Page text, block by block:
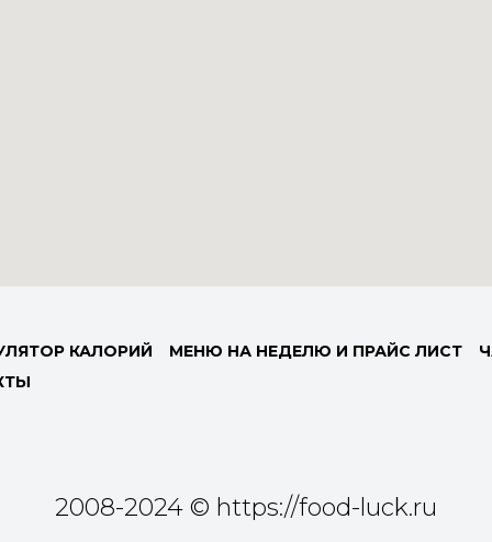
КАЛОРИЙ МЕНЮ НА НЕДЕЛЮ И ПРАЙС ЛИСТ
2008-2024 © https://food-luck.ru